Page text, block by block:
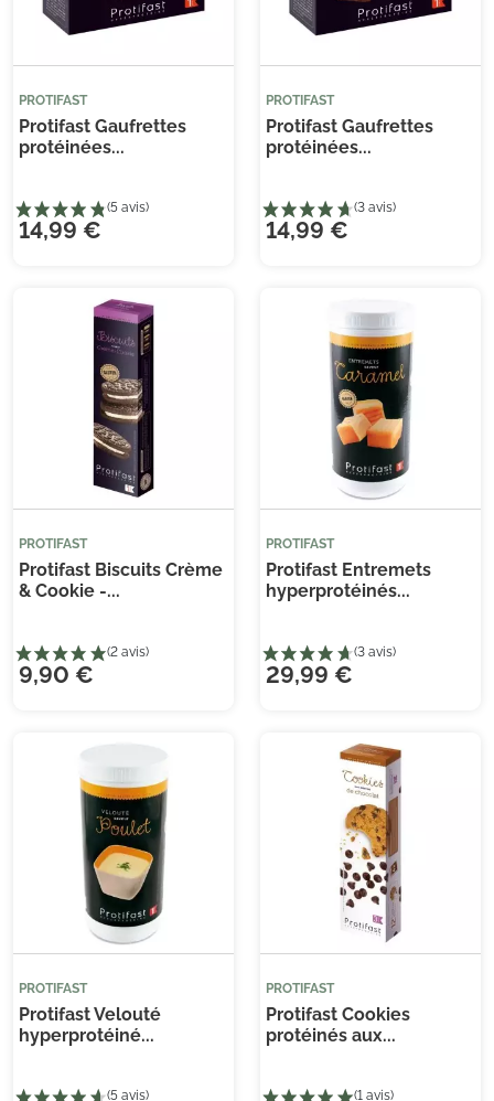
(28 avis)
PROTIFAST
Protifast Gaufrettes
protéinées...
14,99 €
PROTIFAST
Protifast Gaufrettes
protéinées...
14,99 €
PROTIFAST
Protifast Biscuits Crème
& Cookie -...
9,90 €
PROTIFAST
Protifast Entremets
hyperprotéinés...
29,99 €
PROTIFAST
Protifast Velouté
hyperprotéiné...
PROTIFAST
Protifast Cookies
protéinés aux...